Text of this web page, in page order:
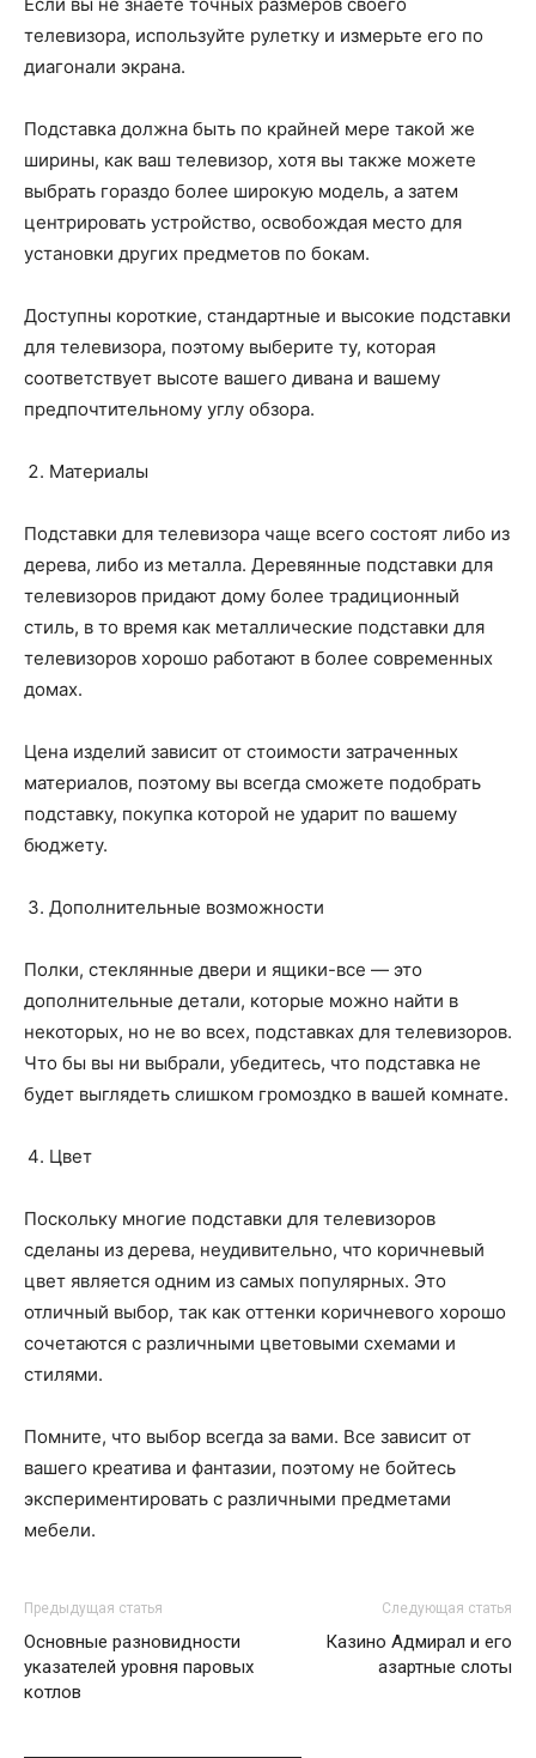
телевизора, используйте рулетку и измерьте его по
диагонали экрана.
Подставка должна быть по крайней мере такой же
ширины, как ваш телевизор, хотя вы также можете
выбрать гораздо более широкую модель, а затем
центрировать устройство, освобождая место для
установки других предметов по бокам.
Доступны короткие, стандартные и высокие подставки
для телевизора, поэтому выберите ту, которая
соответствует высоте вашего дивана и вашему
предпочтительному углу обзора.
Материалы
Подставки для телевизора чаще всего состоят либо из
дерева, либо из металла. Деревянные подставки для
телевизоров придают дому более традиционный
стиль, в то время как металлические подставки для
телевизоров хорошо работают в более современных
домах.
Цена изделий зависит от стоимости затраченных
материалов, поэтому вы всегда сможете подобрать
подставку, покупка которой не ударит по вашему
бюджету.
Дополнительные возможности
Полки, стеклянные двери и ящики-все — это
дополнительные детали, которые можно найти в
некоторых, но не во всех, подставках для телевизоров.
Что бы вы ни выбрали, убедитесь, что подставка не
будет выглядеть слишком громоздко в вашей комнате.
Цвет
Поскольку многие подставки для телевизоров
сделаны из дерева, неудивительно, что коричневый
цвет является одним из самых популярных. Это
отличный выбор, так как оттенки коричневого хорошо
сочетаются с различными цветовыми схемами и
стилями.
Помните, что выбор всегда за вами. Все зависит от
вашего креатива и фантазии, поэтому не бойтесь
экспериментировать с различными предметами
мебели.
Предыдущая статья
Основные разновидности
указателей уровня паровых
котлов
Следующая статья
Казино Адмирал и его
азартные слоты